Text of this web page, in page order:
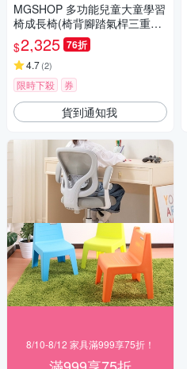
MGSHOP 多功能兒童大童學習
椅成長椅(椅背腳踏氣桿三重調
節款人體工學椅)
$2,325 76折
4.7(2)
限時下殺 券
貨到通知我
8/10-8/12 家具滿999享75折！